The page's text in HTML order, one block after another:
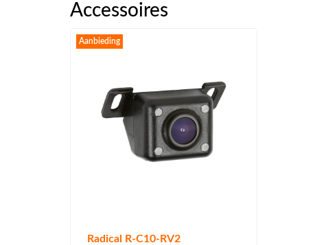
Accessoires
Aanbieding
Radical R-C10-RV2